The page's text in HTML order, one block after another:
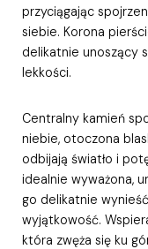
przyciągając
siebie. Korona
delikatnie unoszący
lekkości.
Centralny kamień
niebie, otoczona
odbijają światło i
idealnie wyważona,
go delikatnie
wyjątkowość.
która zwęża się ku